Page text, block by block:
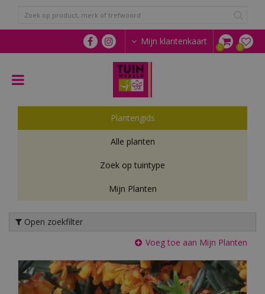
n
a
Mijn klantenkaart
Plantengids
Alle planten
Zoek op tuintype
Mijn Planten
Open zoekfilter
Voeg toe aan Mijn Planten